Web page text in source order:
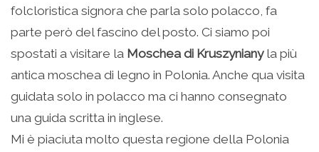
folcloristica signora che parla solo polacco, fa
parte però del fascino del posto. Ci siamo poi
spostati a visitare la Moschea di Kruszynianyla più
antica moschea di legno in Polonia. Anche qua visita
guidata solo in polacco ma ci hanno consegnato
una guida scritta in inglese.
Mi è piaciuta molto questa regione della Polonia